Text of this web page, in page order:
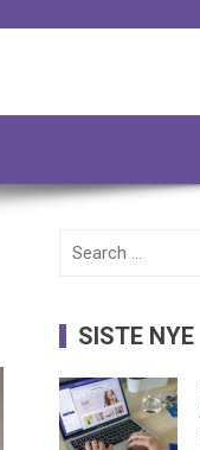
Search
SISTE NYE